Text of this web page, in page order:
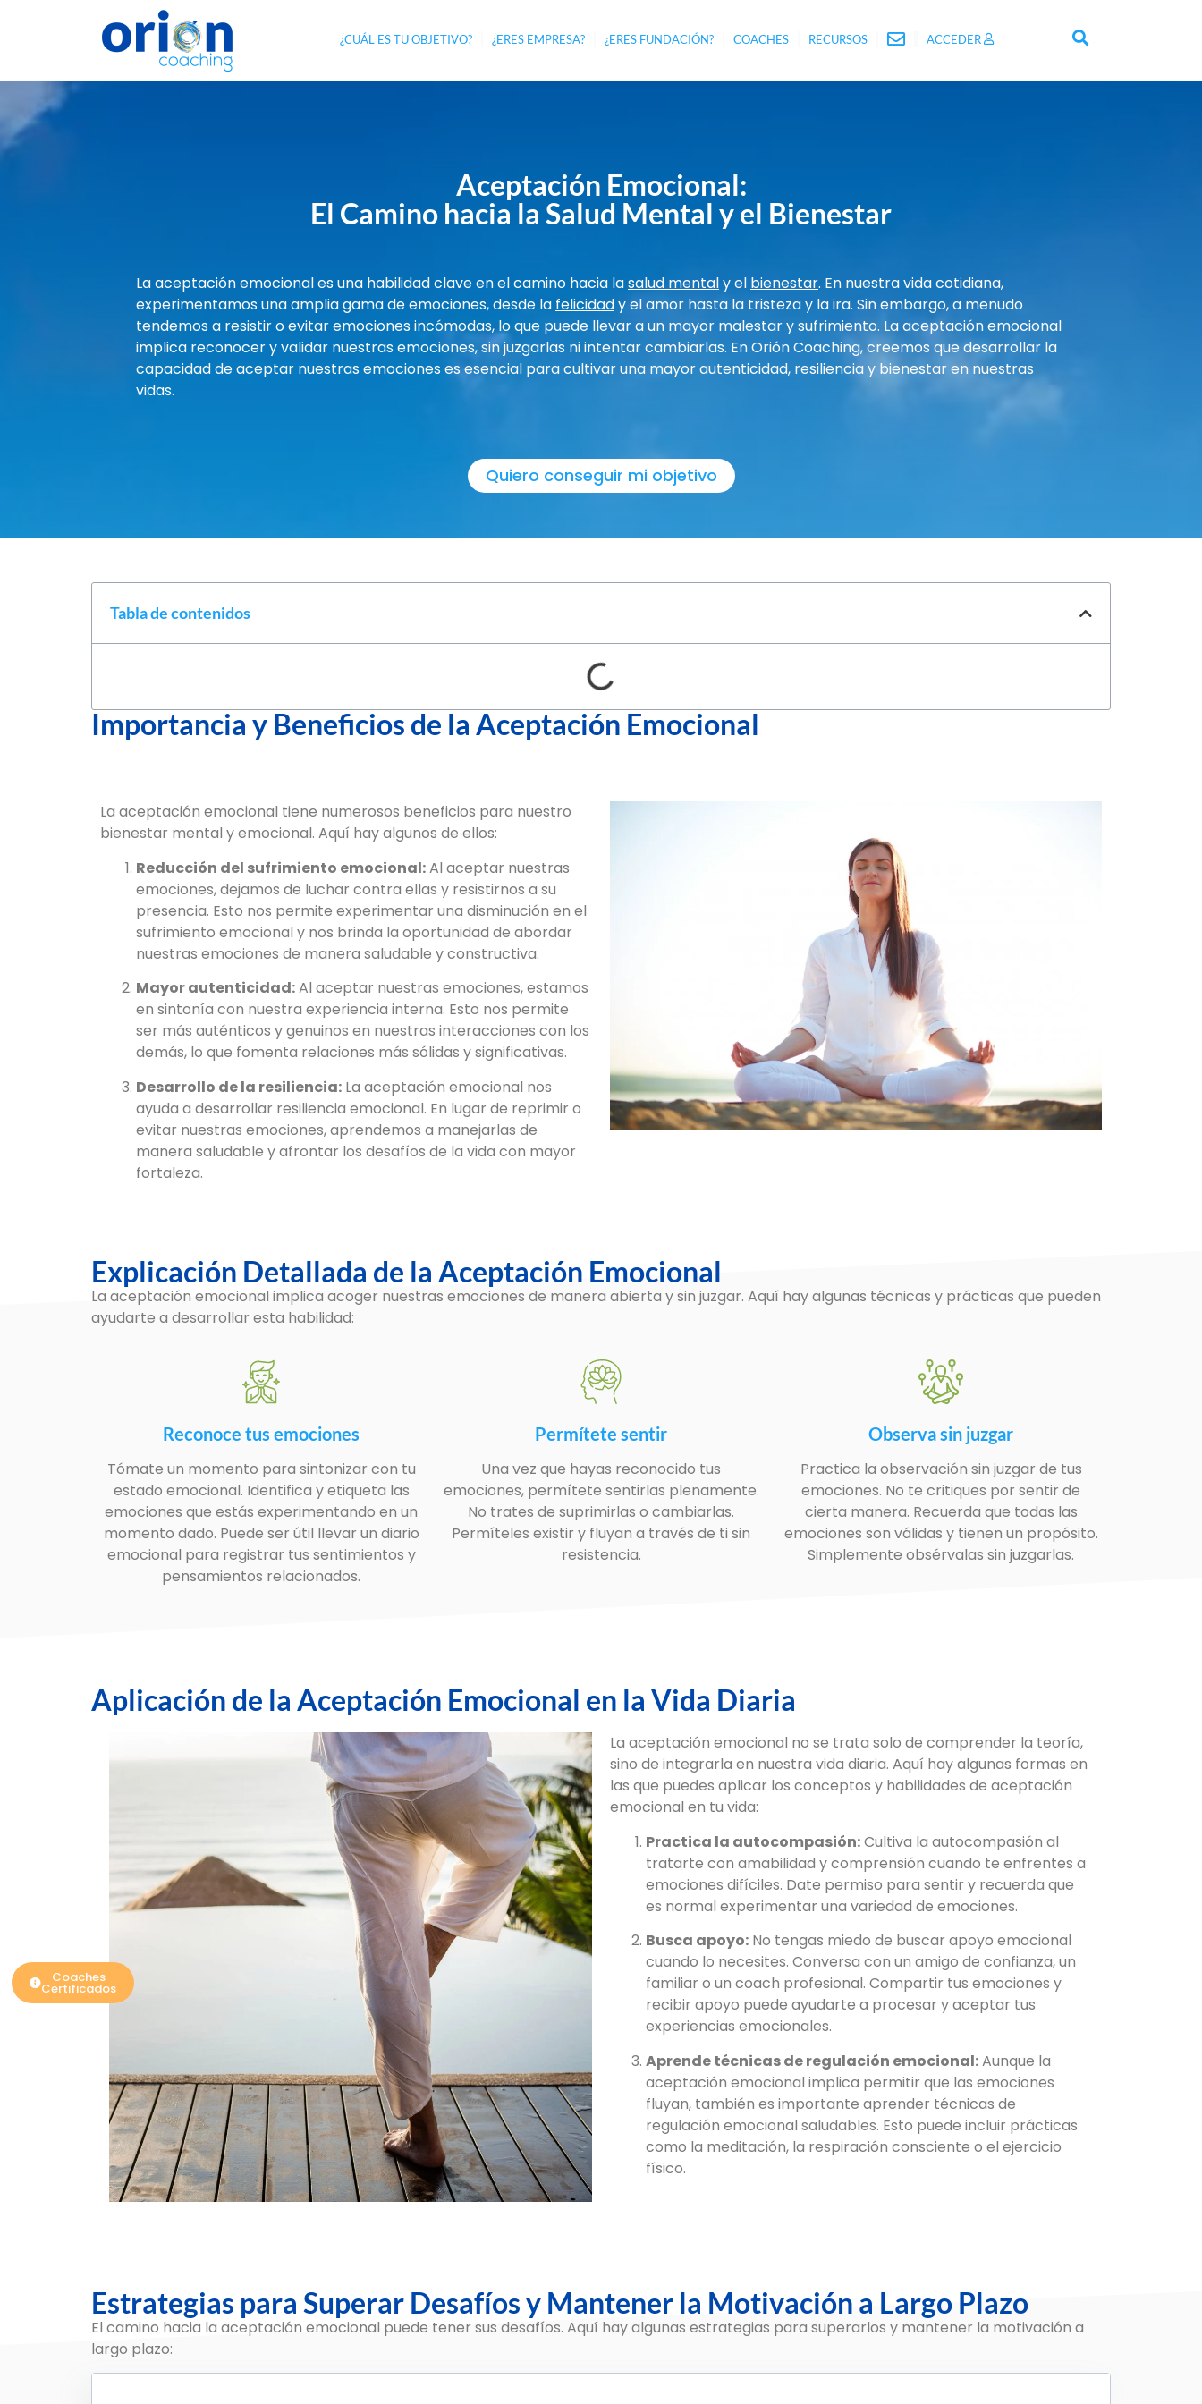
¿CUÁL ES TU OBJETIVO? ¿ERES EMPRESA? ¿ERES FUNDACIÓN? COACHES RECURSOS ACCEDER
Aceptación Emocional:
El Camino hacia la Salud Mental y el Bienestar
La aceptación emocional es una habilidad clave en el camino hacia lasalud mentaly el bienestar. En nuestra vida cotidiana,
experimentamos una amplia gama de emociones, desde la felicidady el amor hasta la tristeza y la ira. Sin embargo, a menudo
tendemos a resistir o evitar emociones incómodas, lo que puede llevar a un mayor malestar y sufrimiento. La aceptación emocional
implica reconocer y validar nuestras emociones, sin juzgarlas ni intentar cambiarlas. En Orión Coaching, creemos que desarrollar la
capacidad de aceptar nuestras emociones es esencial para cultivar una mayor autenticidad, resiliencia y bienestar en nuestras
vidas.
Quiero conseguir mi objetivo
Tabla de contenidos
Importancia y Beneficios de la Aceptación Emocional
La aceptación emocional tiene numerosos beneficios para nuestro
bienestar mental y emocional. Aquí hay algunos de ellos:
Reducción del sufrimiento emocional:Al aceptar nuestras
emociones, dejamos de luchar contra ellas y resistirnos a su
presencia. Esto nos permite experimentar una disminución en el
sufrimiento emocional y nos brinda la oportunidad de abordar
nuestras emociones de manera saludable y constructiva.
Mayor autenticidad:Al aceptar nuestras emociones, estamos
en sintonía con nuestra experiencia interna. Esto nos permite
ser más auténticos y genuinos en nuestras interacciones con los
demás, lo que fomenta relaciones más sólidas y significativas.
Desarrollo de la resiliencia: La aceptación emocional nos
ayuda a desarrollar resiliencia emocional. En lugar de reprimir o
evitar nuestras emociones, aprendemos a manejarlas de
manera saludable y afrontar los desafíos de la vida con mayor
fortaleza.
Explicación Detallada de la Aceptación Emocional
La aceptación emocional implica acoger nuestras emociones de manera abierta y sin juzgar. Aquí hay algunas técnicas y prácticas que pueden
ayudarte a desarrollar esta habilidad:
Reconoce tus emociones
Tómate un momento para sintonizar con tu
estado emocional. Identifica y etiqueta las
emociones que estás experimentando en un
momento dado. Puede ser útil llevar un diario
emocional para registrar tus sentimientos y
pensamientos relacionados.
Permítete sentir
Una vez que hayas reconocido tus
emociones, permítete sentirlas plenamente.
No trates de suprimirlas o cambiarlas.
Permíteles existir y fluyan a través de ti sin
resistencia.
Observa sin juzgar
Practica la observación sin juzgar de tus
emociones. No te critiques por sentir de
cierta manera. Recuerda que todas las
emociones son válidas y tienen un propósito.
Simplemente obsérvalas sin juzgarlas.
Aplicación de la Aceptación Emocional en la Vida Diaria
La aceptación emocional no se trata solo de comprender la teoría,
sino de integrarla en nuestra vida diaria. Aquí hay algunas formas en
las que puedes aplicar los conceptos y habilidades de aceptación
emocional en tu vida:
Practica la autocompasión:Cultiva la autocompasión al
tratarte con amabilidad y comprensión cuando te enfrentes a
emociones difíciles. Date permiso para sentir y recuerda que
es normal experimentar una variedad de emociones.
Busca apoyo: No tengas miedo de buscar apoyo emocional
cuando lo necesites. Conversa con un amigo de confianza, un
familiar o un coach profesional. Compartir tus emociones y
recibir apoyo puede ayudarte a procesar y aceptar tus
experiencias emocionales.
Aprende técnicas de regulación emocional:Aunque la
aceptación emocional implica permitir que las emociones
fluyan, también es importante aprender técnicas de
regulación emocional saludables. Esto puede incluir prácticas
como la meditación, la respiración consciente o el ejercicio
físico.
Estrategias para Superar Desafíos y Mantener la Motivación a Largo Plazo
El camino hacia la aceptación emocional puede tener sus desafíos. Aquí hay algunas estrategias para superarlos y mantener la motivación a
largo plazo:
Coaches
Certificados